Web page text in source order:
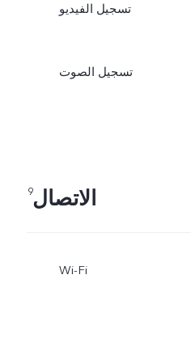
تسجيل الفيديو
تسجيل الصوت
الاتصال9
Wi-Fi